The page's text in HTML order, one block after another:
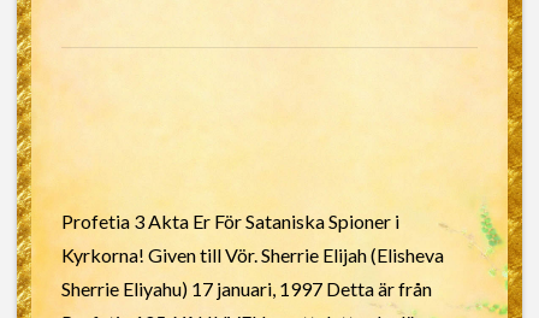
Profetia 3 Akta Er För Sataniska Spioner i
Kyrkorna! Given till Vör. Sherrie Elijah (Elisheva
Sherrie Eliyahu) 17 januari, 1997 Detta är från